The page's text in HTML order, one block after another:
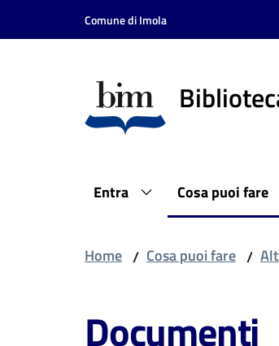
Vai al contenuto
Vai alla navigazione
Comune di Imola
Entra Cosa puoi fare
Home / Cosa puoi fare /
Documenti